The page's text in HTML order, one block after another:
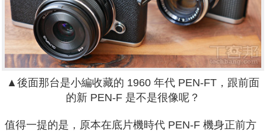
▲ 後面那台是小編收藏的 1960 年代 PEN-FT，跟前面
的新 PEN-F 是不是很像呢？
值得一提的是，原本在底片機時代 PEN-F 機身正前方